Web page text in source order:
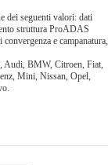
dei seguenti valori: dati
struttura ProADAS
e campanatura,
Audi, BMW, Citroen, Fiat,
Mini, Nissan, Opel,